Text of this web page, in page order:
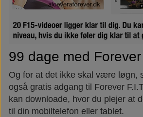
99 dage med
Og for at det ikke skal være løgn,
også gratis adgang til Forever
kan downloade, hvor du plejer at
til din mobiltelefon eller tablet.